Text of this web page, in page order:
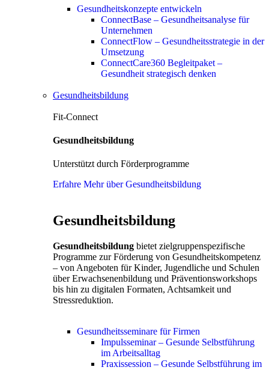
Gesundheitskonzepte entwickeln
ConnectBase – Gesundheitsanalyse für
Unternehmen
ConnectFlow – Gesundheitsstrategie in der
Umsetzung
ConnectCare360 Begleitpaket –
Gesundheit strategisch denken
Gesundheitsbildung
Fit-Connect
Gesundheitsbildung
Unterstützt durch Förderprogramme
Erfahre Mehr über Gesundheitsbildung
Gesundheitsbildung
Gesundheitsbildung bietet zielgruppenspezifische
Programme zur Förderung von Gesundheitskompetenz
– von Angeboten für Kinder, Jugendliche und Schulen
über Erwachsenenbildung und Präventionsworkshops
bis hin zu digitalen Formaten, Achtsamkeit und
Stressreduktion.
Gesundheitsseminare für Firmen
Impulsseminar – Gesunde Selbstführung
im Arbeitsalltag
Praxissession – Gesunde Selbstführung im